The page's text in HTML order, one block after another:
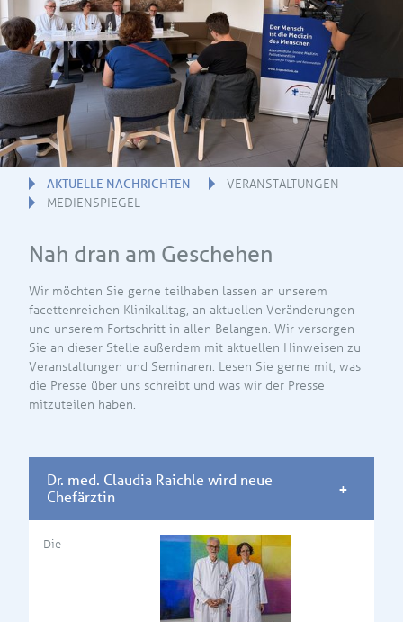
AKTUELLE NACHRICHTEN
VERANSTALTUNGEN
MEDIENSPIEGEL
Nah dran am Geschehen
Wir möchten Sie gerne teilhaben lassen an unserem
facettenreichen Klinikalltag, an aktuellen Veränderungen
und unserem Fortschritt in allen Belangen. Wir versorgen
Sie an dieser Stelle außerdem mit aktuellen Hinweisen zu
Veranstaltungen und Seminaren. Lesen Sie gerne mit, was
die Presse über uns schreibt und was wir der Presse
mitzuteilen haben.
Dr. med. Claudia Raichle wird neue
Chefärztin
Die